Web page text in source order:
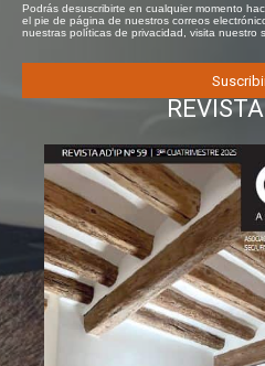
Podrás desuscribirte en cualquier momento
el pie de página de nuestros correos
nuestras políticas de privacidad, visita nuestro